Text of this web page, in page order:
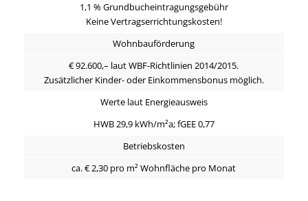
1,1 % Grundbucheintragungsgebühr
Keine Vertragserrichtungskosten!
Wohnbauförderung
€ 92.600,– laut WBF-Richtlinien 2014/2015.
Zusätzlicher Kinder- oder Einkommensbonus möglich.
Werte laut Energieausweis
HWB 29,9 kWh/m²a; fGEE 0,77
Betriebskosten
ca. € 2,30 pro m² Wohnfläche pro Monat